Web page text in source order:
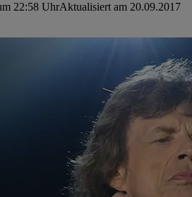
22:58 UhrAktualisiert am 20.09.2017